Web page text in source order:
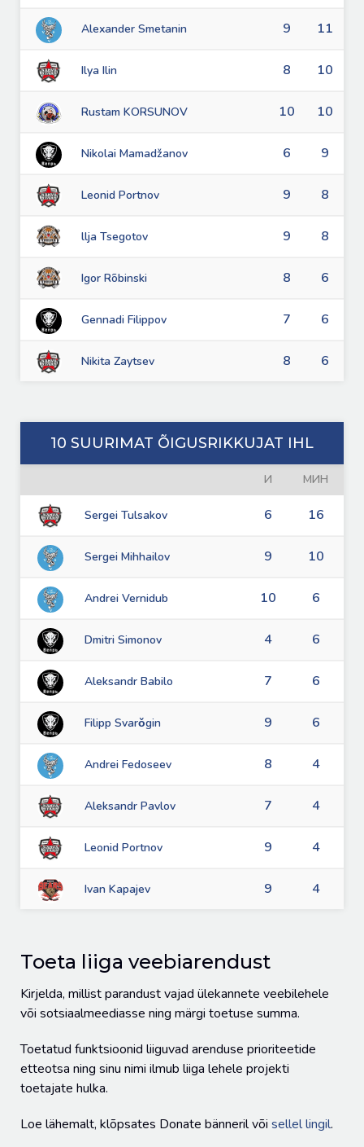
Alexander Smetanin 9 11
Ilya Ilin 8 10
Rustam KORSUNOV 10 10
Nikolai Mamadžanov 6 9
Leonid Portnov 9 8
llja Tsegotov 9 8
Igor Rõbinski 8 6
Gennadi Filippov 7 6
Nikita Zaytsev 8 6
10 SUURIMAT ÕIGUSRIKKUJAT IHL
И МИН
Sergei Tulsakov 6 16
Sergei Mihhailov 9 10
Andrei Vernidub 10 6
Dmitri Simonov 4 6
Aleksandr Babilo 7 6
Filipp Svarǒgin 9 6
Andrei Fedoseev 8 4
Aleksandr Pavlov 7 4
Leonid Portnov 9 4
Ivan Kapajev 9 4
Toeta liiga veebiarendust
Kirjelda, millist parandust vajad ülekannete veebilehele
või sotsiaalmeediasse ning märgi toetuse summa.
Toetatud funktsioonid liiguvad arenduse prioriteetide
etteotsa ning sinu nimi ilmub liiga lehele projekti
toetajate hulka.
Loe lähemalt, klõpsates Donate bänneril või sellel lingil.